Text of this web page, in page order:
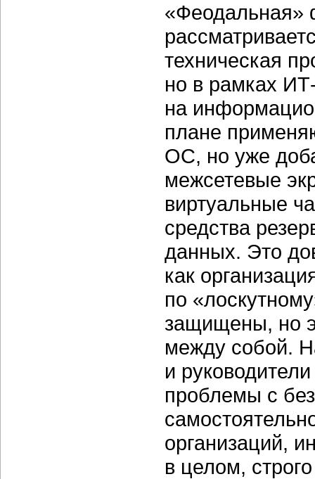
«Феодальная»
техническая
но в рамках
на
плане
ОC, но уже
межсетевые
виртуальные
средства
данных. Это
как
по
защищены, но
между собой.
и
проблемы с
организаций,
в целом,